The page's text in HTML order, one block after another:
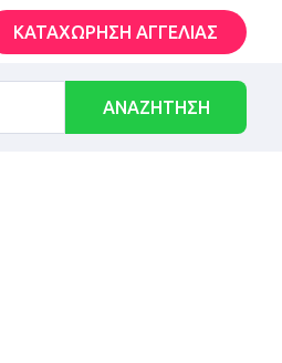
ΚΑΤΑΧΩΡΗΣΗ ΑΓΓΕΛΙΑΣ
ΑΝΑΖΗΤΗΣΗ